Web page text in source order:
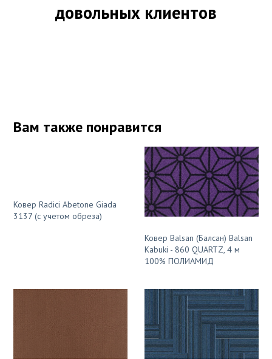
довольных клиентов
Вам также понравится
Ковер Radici Abetone Giada
3137 (с учетом обреза)
Ковер Balsan (Балсан) Balsan
Kabuki - 860 QUARTZ, 4 м
100% ПОЛИАМИД